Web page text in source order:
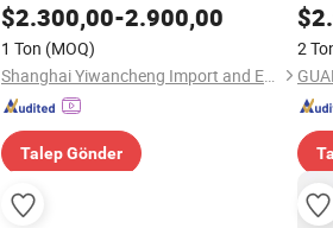
$2.300,00-2.900,00
1 Ton (MOQ)
Shanghai Yiwancheng Import and Export Co., Ltd.
Talep Gönder
$
2